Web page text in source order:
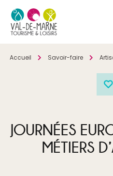
Accueil Savoir-faire
JOURNÉES
MÉTIERS